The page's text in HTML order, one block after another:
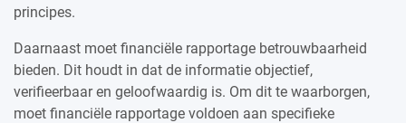
principes.
Daarnaast moet financiële rapportage betrouwbaarheid
bieden. Dit houdt in dat de informatie objectief,
verifieerbaar en geloofwaardig is. Om dit te waarborgen,
moet financiële rapportage voldoen aan specifieke